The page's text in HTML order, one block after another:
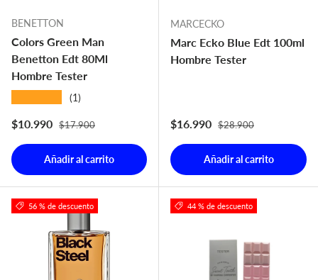
BENETTON
Colors Green Man
Benetton Edt 80Ml
Hombre Tester
(1)
Precio de venta
$10.990 Precio normal
$17.900
Añadir al carrito
MARCECKO
Marc Ecko Blue Edt 100ml
Hombre Tester
Precio de venta
$16.990 Precio normal
$28.900
Añadir al carrito
56 % de descuento 44 % de descuento